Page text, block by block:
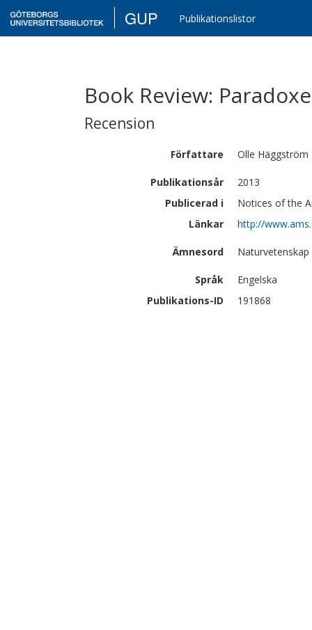
GUP Publikationslistor
Book Review:
Recension
Författare Olle Häggström
Publikationsår
2013
Publicerad i
Notices of the
Länkar
http://
Ämnesord
Språk
Engelska
Publikations-ID
191868